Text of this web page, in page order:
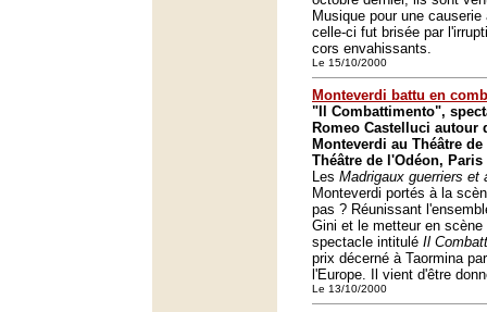
Musique pour une
celle-ci fut brisée par
cors envahissants.
Le 15/10/2000
Monteverdi battu en
"Il Combattimento",
Romeo Castelluci autour
Monteverdi au Théâtre
Théâtre de l'Odéon, Paris
Les Madrigaux guerriers et
Monteverdi portés à la
pas ? Réunissant
Gini et le metteur en
spectacle intitulé Il
prix décerné à Taormina
l'Europe. Il vient d'être
Le 13/10/2000